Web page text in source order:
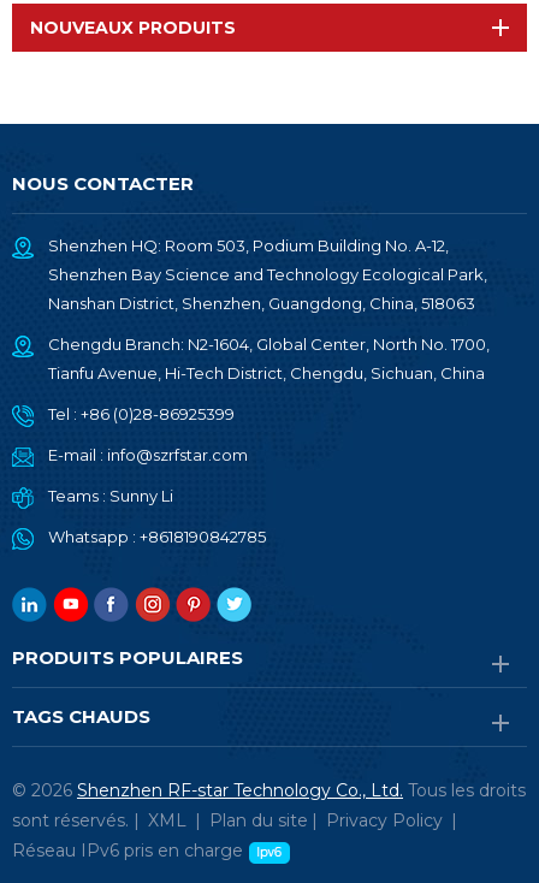
NOUVEAUX PRODUITS
NOUS CONTACTER
Shenzhen HQ: Room 503, Podium Building No. A-12,
Shenzhen Bay Science and Technology Ecological Park,
Nanshan District, Shenzhen, Guangdong, China, 518063
Chengdu Branch: N2-1604, Global Center, North No. 1700,
Tianfu Avenue, Hi-Tech District, Chengdu, Sichuan, China
Tel : +86 (0)28-86925399
E-mail : info@szrfstar.com
Teams : Sunny Li
Whatsapp : +8618190842785
PRODUITS POPULAIRES
TAGS CHAUDS
© 2026 Shenzhen RF-star Technology Co., Ltd. Tous les droits
sont réservés. | XML | Plan du site | Privacy Policy |
Réseau IPv6 pris en charge